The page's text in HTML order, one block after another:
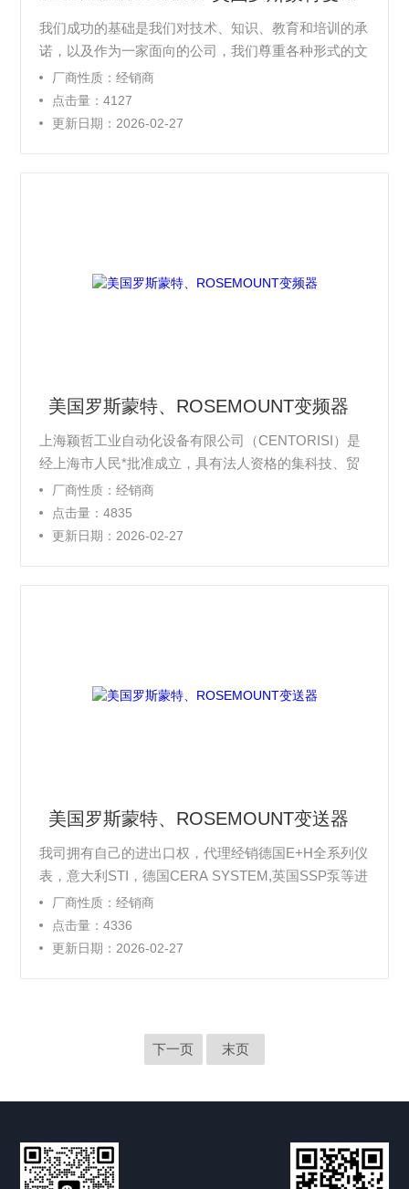
我们成功的基础是我们对技术、知识、教育和培训的承
诺，以及作为一家面向的公司，我们尊重各种形式的文
化特性，并且在所有分支机构分布的地点形成一种完整
的地域性社交和经济结构。
厂商性质：经销商
点击量：4127
更新日期：2026-02-27
美国罗斯蒙特、ROSEMOUNT变频器
上海颖哲工业自动化设备有限公司（CENTORISI）是
经上海市人民*批准成立，具有法人资格的集科技、贸
易、工程为一体的综合性企业。公司内部下属有：市场
开发部、产品销售部、技术服务部等部门。 我司拥有
自己的进出口权，代理经销德国E H全系列仪表，意大
厂商性质：经销商
点击量：4835
更新日期：2026-02-27
美国罗斯蒙特、ROSEMOUNT变送器
我司拥有自己的进出口权，代理经销德国E+H全系列仪
表，意大利STI，德国CERA SYSTEM,英国SSP泵等进
口工业仪表产品。为国内石化、油田、电厂、船舶、冶
金、化工，塑胶，食品，化纤，造纸等百家客户提供项
目支持及备件供应。公司经营的所有产品均直接*，提
厂商性质：经销商
点击量：4336
更新日期：2026-02-27
下一页 末页